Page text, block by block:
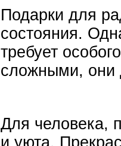
Подарки для
состояния.
требует
сложными, они
Для человека,